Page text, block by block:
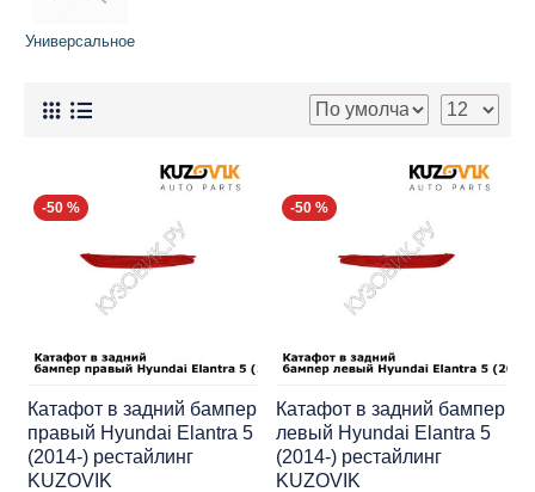
Универсальное
-50 %
Катафот в задний бампер
правый Hyundai Elantra 5
(2014-) рестайлинг
KUZOVIK
-50 %
Катафот в задний бампер
левый Hyundai Elantra 5
(2014-) рестайлинг
KUZOVIK